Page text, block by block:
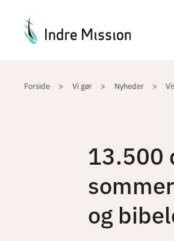
Forside Vi gør Nyheder
13.500
og